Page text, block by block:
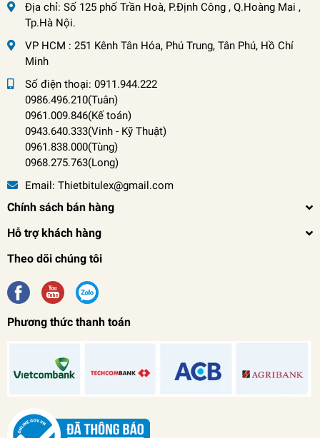
Địa chỉ: Số 125 phố Trần Hoà, P.Định Công , Q.Hoàng Mai ,
Tp.Hà Nội.
VP HCM : 251 Kênh Tân Hóa, Phú Trung, Tân Phú, Hồ Chí
Minh
Số điện thoại: 0911.944.222
0986.496.210(Tuân)
0961.009.846(Kế toán)
0943.640.333(Vinh - Kỹ Thuật)
0961.838.000(Tùng)
0968.275.763(Long)
Email: Thietbitulex@gmail.com
Chính sách bán hàng
Hỗ trợ khách hàng
Theo dõi chúng tôi
Phương thức thanh toán